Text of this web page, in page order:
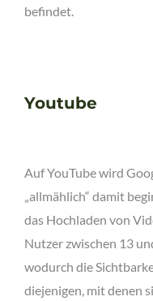
befindet.
Youtube
Auf YouTube wird
„allmählich“ damit
das Hochladen von
Nutzer zwischen 13
wodurch die
diejenigen, mit denen